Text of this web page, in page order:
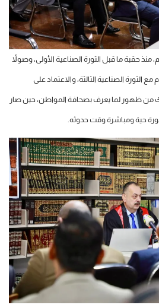
منذ حقبة ما قبل الثورة الصناعية الأولى، وصولاً
الثورة الصناعية الثالثة، والاعتماد على
من ظهور لما يعرف بصحافة المواطن، حين صار
حية ومباشرة وقت حدوثه.